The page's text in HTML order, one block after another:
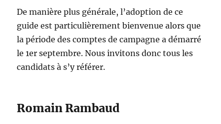
De manière plus générale, l’adoption de ce
guide est particulièrement bienvenue alors que
la période des comptes de campagne a démarré
le 1er septembre. Nous invitons donc tous les
candidats à s’y référer.
Romain Rambaud